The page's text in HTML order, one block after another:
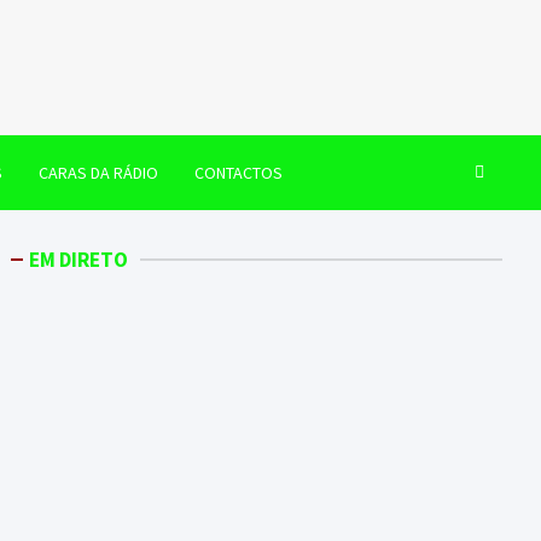
CARAS DA RÁDIO CONTACTOS
EM DIRETO